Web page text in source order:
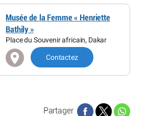
Musée de la Femme « Henriette
Bathily »
Place du Souvenir africain, Dakar
Contactez
Partager